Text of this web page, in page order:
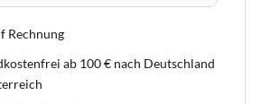
Rechnung
ab 100 € nach Deutschland